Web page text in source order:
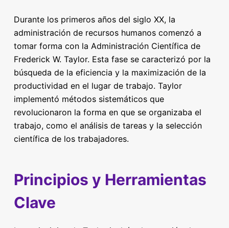
Durante los primeros años del siglo XX, la
administración de recursos humanos comenzó a
tomar forma con la Administración Científica de
Frederick W. Taylor. Esta fase se caracterizó por la
búsqueda de la eficiencia y la maximización de la
productividad en el lugar de trabajo. Taylor
implementó métodos sistemáticos que
revolucionaron la forma en que se organizaba el
trabajo, como el análisis de tareas y la selección
científica de los trabajadores.
Principios y Herramientas
Clave